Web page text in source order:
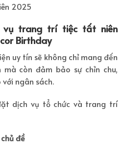
2025
trang trí tiệc tất niên
Birthday
uy tín sẽ không chỉ mang đến
còn đảm bảo sự chỉn chu,
ngân sách.
dịch vụ tổ chức và trang trí
đề